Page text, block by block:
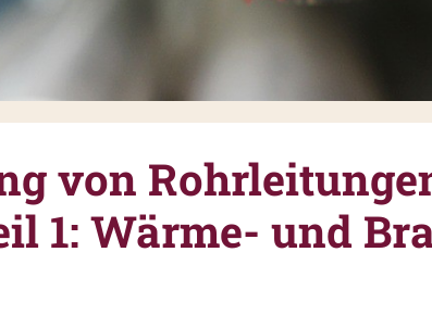
von
1: Wärme- und